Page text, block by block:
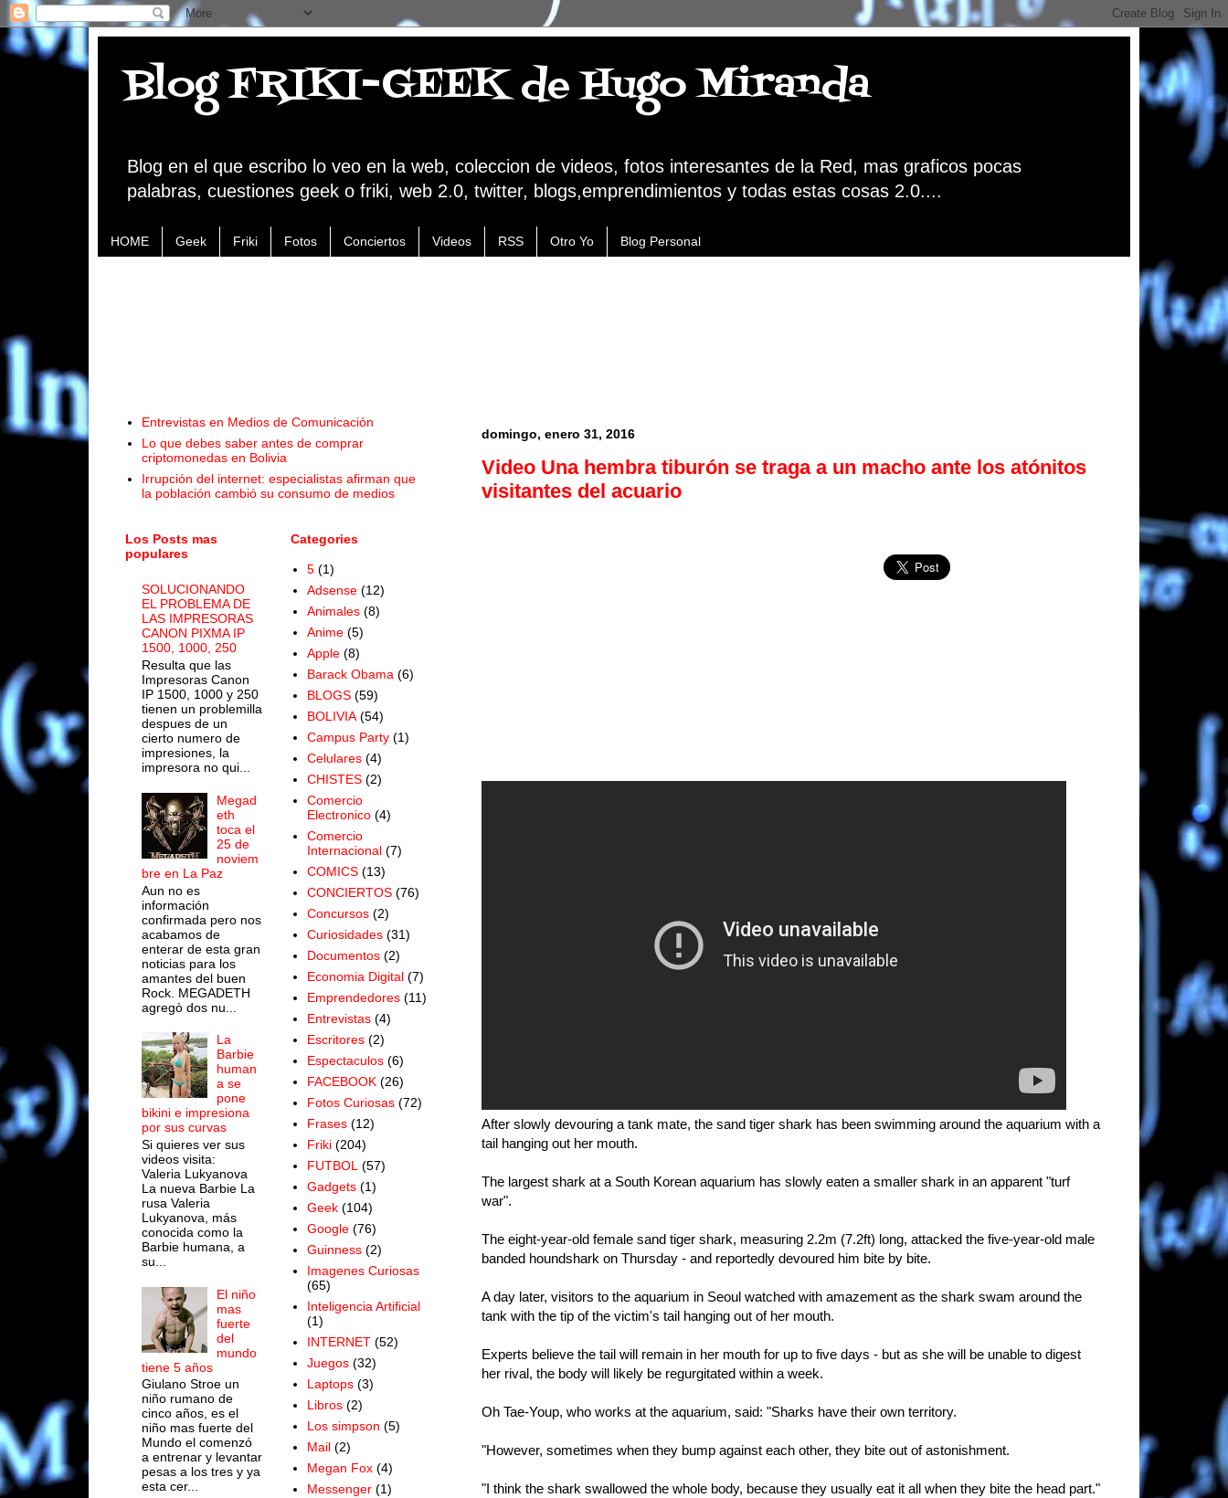
Blog FRIKI-GEEK de Hugo Miranda
Blog en el que escribo lo veo en la web, coleccion de videos, fotos interesantes de la Red, mas graficos pocas
palabras, cuestiones geek o friki, web 2.0, twitter, blogs,emprendimientos y todas estas cosas 2.0....
HOME Geek Friki Fotos Conciertos Videos RSS Otro Yo Blog Personal
domingo, enero 31, 2016
Video Una hembra tiburón se traga a un macho ante los atónitos
visitantes del acuario
After slowly devouring a tank mate, the sand tiger shark has been swimming around the aquarium with a
tail hanging out her mouth.
The largest shark at a South Korean aquarium has slowly eaten a smaller shark in an apparent "turf
war".
The eight-year-old female sand tiger shark, measuring 2.2m (7.2ft) long, attacked the five-year-old male
banded houndshark on Thursday - and reportedly devoured him bite by bite.
A day later, visitors to the aquarium in Seoul watched with amazement as the shark swam around the
tank with the tip of the victim's tail hanging out of her mouth.
Experts believe the tail will remain in her mouth for up to five days - but as she will be unable to digest
her rival, the body will likely be regurgitated within a week.
Oh Tae-Youp, who works at the aquarium, said: "Sharks have their own territory.
"However, sometimes when they bump against each other, they bite out of astonishment.
"I think the shark swallowed the whole body, because they usually eat it all when they bite the head part."
Entrevistas en Medios de Comunicación
Lo que debes saber antes de comprar
criptomonedas en Bolivia
Irrupción del internet: especialistas afirman que
la población cambió su consumo de medios
Los Posts mas
populares
SOLUCIONANDO
EL PROBLEMA DE
LAS IMPRESORAS
CANON PIXMA IP
1500, 1000, 250
Resulta que las
Impresoras Canon
IP 1500, 1000 y 250
tienen un problemilla
despues de un
cierto numero de
impresiones, la
impresora no qui...
Megad
eth
toca el
25 de
noviem
bre en La Paz
Aun no es
información
confirmada pero nos
acabamos de
enterar de esta gran
noticias para los
amantes del buen
Rock. MEGADETH
agregò dos nu...
La
Barbie
human
a se
pone
bikini e impresiona
por sus curvas
Si quieres ver sus
videos visita:
Valeria Lukyanova
La nueva Barbie La
rusa Valeria
Lukyanova, más
conocida como la
Barbie humana, a
su...
El niño
mas
fuerte
del
mundo
tiene 5 años
Giulano Stroe un
niño rumano de
cinco años, es el
niño mas fuerte del
Mundo el comenzó
a entrenar y levantar
pesas a los tres y ya
esta cer...
Categories
5 (1)
Adsense (12)
Animales (8)
Anime (5)
Apple (8)
Barack Obama (6)
BLOGS (59)
BOLIVIA (54)
Campus Party (1)
Celulares (4)
CHISTES (2)
Comercio
Electronico (4)
Comercio
Internacional (7)
COMICS (13)
CONCIERTOS (76)
Concursos (2)
Curiosidades (31)
Documentos (2)
Economia Digital (7)
Emprendedores (11)
Entrevistas (4)
Escritores (2)
Espectaculos (6)
FACEBOOK (26)
Fotos Curiosas (72)
Frases (12)
Friki (204)
FUTBOL (57)
Gadgets (1)
Geek (104)
Google (76)
Guinness (2)
Imagenes Curiosas
(65)
Inteligencia Artificial
(1)
INTERNET (52)
Juegos (32)
Laptops (3)
Libros (2)
Los simpson (5)
Mail (2)
Megan Fox (4)
Messenger (1)